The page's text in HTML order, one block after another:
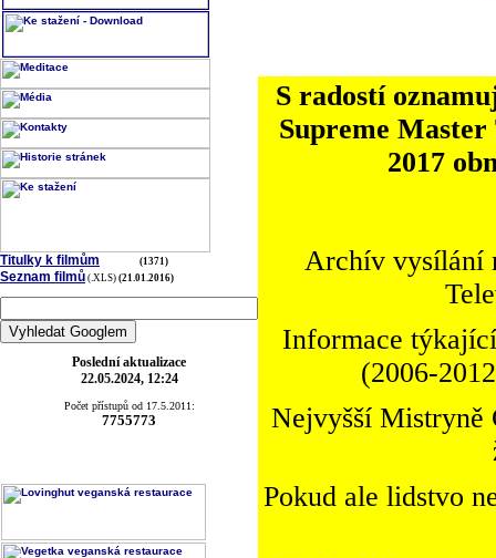
Titulky k filmům (1371)
Seznam filmů (.XLS) (21.01.2016)
Poslední aktualizace
22.05.2024, 12:24
Počet přístupů od 17.5.2011:
7755773
S radostí
Supreme
2017
Archív vysílání
Informace
(2006-
Nejvyšší Mistryně
Pokud ale lidstvo